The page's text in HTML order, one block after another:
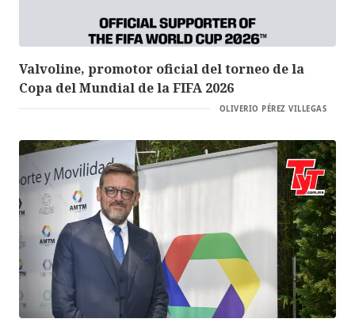
Valvoline, promotor oficial del torneo de la
Copa del Mundial de la FIFA 2026
OLIVERIO PÉREZ VILLEGAS